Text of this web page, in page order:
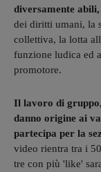
diversamente
dei diritti umani, la
collettiva, la lotta
funzione ludica ed
promotore.
Il lavoro di
danno origine ai
partecipa per la
video rientra tra i
tre con più 'like'